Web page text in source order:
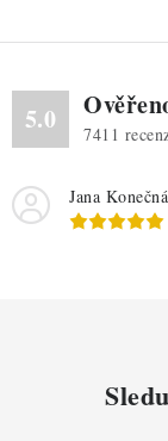
5.0 7411
Jana Konečná